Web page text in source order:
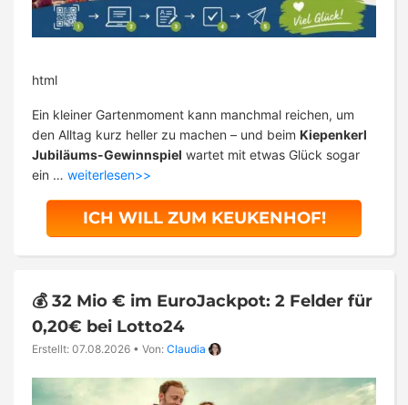
html
Ein kleiner Gartenmoment kann manchmal reichen, um
den Alltag kurz heller zu machen – und beim Kiepenkerl
Jubiläums-Gewinnspiel wartet mit etwas Glück sogar
ein … weiterlesen>>
ICH WILL ZUM KEUKENHOF!
💰 32 Mio € im EuroJackpot: 2 Felder für
0,20€ bei Lotto24
Erstellt: 07.08.2026 • Von: Claudia